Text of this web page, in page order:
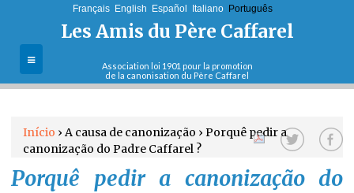
Jump to navigation
Les Amis du Père Caffarel
Association loi 1901 pour la promotion
de la canonisation du Père Caffarel
A Associação
Objectivos e
Français English Español Italiano Português
E
Início › A causa de canonização › Porquê pedir a
canonização do Padre Caffarel ?
Porquê pedir a canonização do